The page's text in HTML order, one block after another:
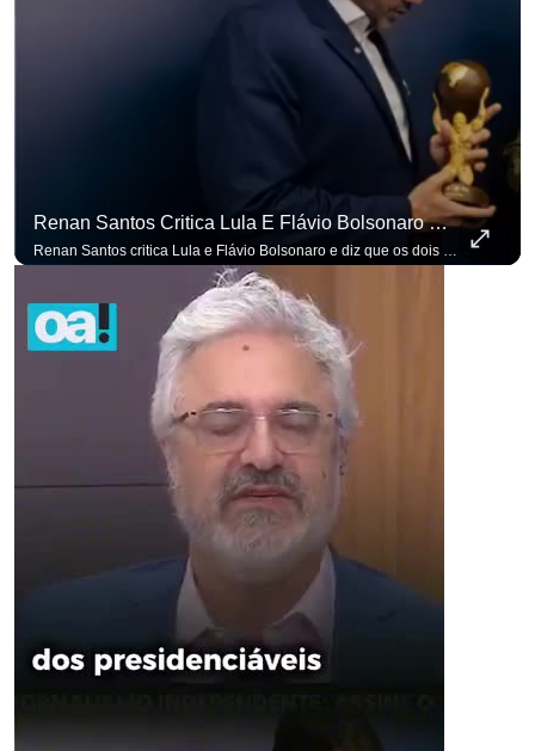
Renan Santos Critica Lula E Flávio Bolsonaro E Diz Que Os Dois São Lados Da Mesma Moeda.